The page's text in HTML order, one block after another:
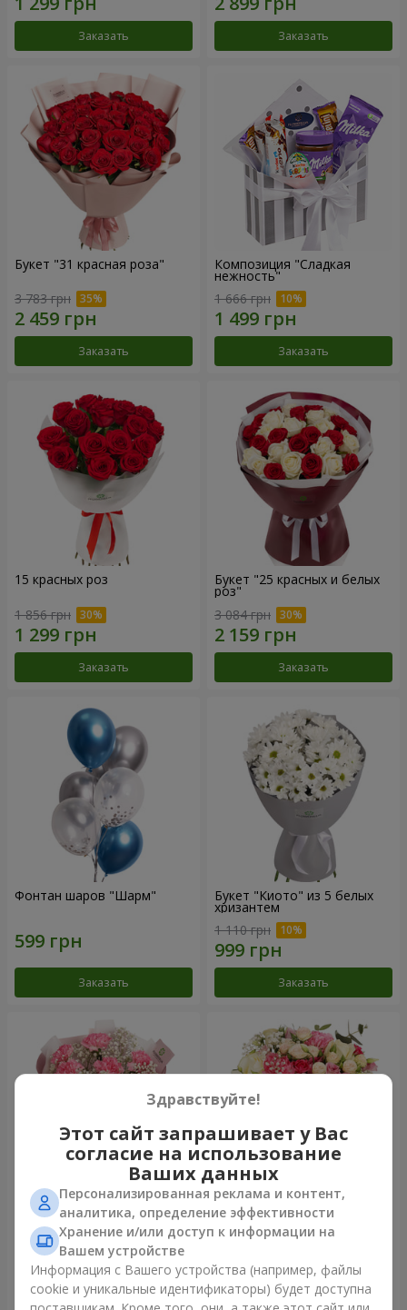
Заказать Заказать
Букет "31 красная роза"
3 783 грн
Заказать
Композиция "Сладкая
нежность"
1 666 грн
Заказать
15 красных роз
1 856 грн
Заказать
Букет "25 красных и белых
роз"
3 084 грн
Заказать
Фонтан шаров "Шарм"
Заказать
Букет "Киото" из 5 белых
хризантем
1 110 грн
Заказать
Букет "Королева
Карибского моря"
1 449 грн
Заказать
Цветы в коробке
"Помпадур"
Заказать
Здравствуйте!
Этот сайт запрашивает у Вас
согласие на использование
Ваших данных
Персонализированная реклама и контент,
аналитика, определение эффективности
Хранение и/или доступ к информации на
Вашем устройстве
Информация с Вашего устройства (например, файлы
cookie и уникальные идентификаторы) будет доступна